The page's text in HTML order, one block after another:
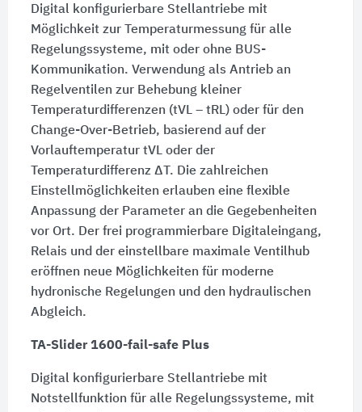
Digital konfigurierbare Stellantriebe mit
Möglichkeit zur Temperaturmessung für alle
Regelungssysteme, mit oder ohne BUS-
Kommunikation. Verwendung als Antrieb an
Regelventilen zur Behebung kleiner
Temperaturdifferenzen (tVL – tRL) oder für den
Change-Over-Betrieb, basierend auf der
Vorlauftemperatur tVL oder der
Temperaturdifferenz ΔT. Die zahlreichen
Einstellmöglichkeiten erlauben eine flexible
Anpassung der Parameter an die Gegebenheiten
vor Ort. Der frei programmierbare Digitaleingang,
Relais und der einstellbare maximale Ventilhub
eröffnen neue Möglichkeiten für moderne
hydronische Regelungen und den hydraulischen
Abgleich.
TA-Slider 1600-fail-safe Plus
Digital konfigurierbare Stellantriebe mit
Notstellfunktion für alle Regelungssysteme, mit